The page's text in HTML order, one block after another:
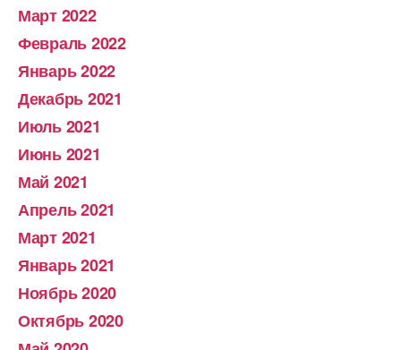
Март 2022
Февраль 2022
Январь 2022
Декабрь 2021
Июль 2021
Июнь 2021
Май 2021
Апрель 2021
Март 2021
Январь 2021
Ноябрь 2020
Октябрь 2020